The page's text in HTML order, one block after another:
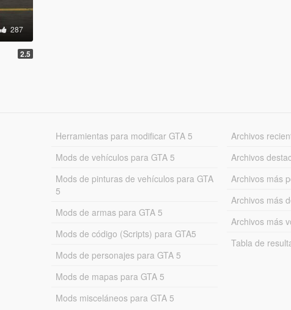
287
2.5
Herramientas para modificar GTA 5
Mods de vehículos para GTA 5
Mods de pinturas de vehículos para GTA
5
Mods de armas para GTA 5
Mods de código (Scripts) para GTA5
Mods de personajes para GTA 5
Mods de mapas para GTA 5
Mods misceláneos para GTA 5
Archivos
Archivos
Archivos más
Archivos más
Archivos más
Tabla de